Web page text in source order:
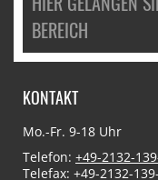
BEREICH
KONTAKT
Mo.-Fr. 9-18 Uhr
Telefon: +49-2132-
Telefax: +49-2132-